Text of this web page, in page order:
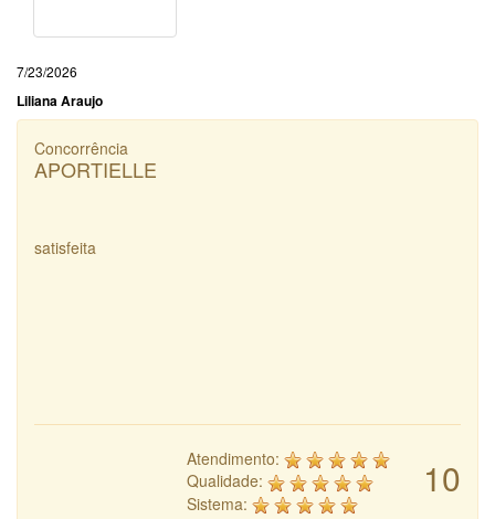
7/23/2026
Liliana Araujo
Concorrência
APORTIELLE
satisfeita
10
Atendimento:
Qualidade:
Sistema: